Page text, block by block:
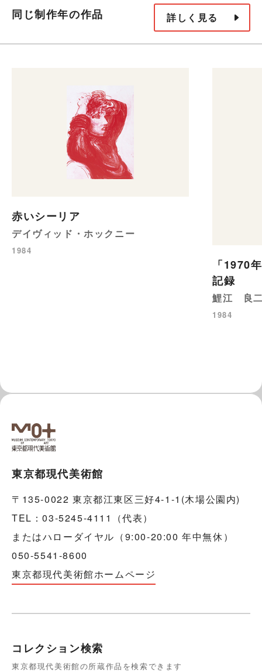
同じ制作年の作品 詳しく見る
赤いシーリア
デイヴィッド・ホックニー
1984
「1970
記録
鯉江 良
1984
東京都現代美術館
〒135-0022 東京都江東区三好4-1-1(木場公園内)
TEL：03-5245-4111（代表）
またはハローダイヤル（9:00-20:00 年中無休）
050-5541-8600
東京都現代美術館ホームページ
コレクション検索
東京都現代美術館の所蔵作品を検索できます